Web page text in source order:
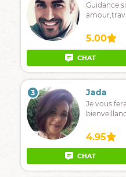
Guidance
5.00
CHAT
3 Jada
Je vous
4.95
CHAT